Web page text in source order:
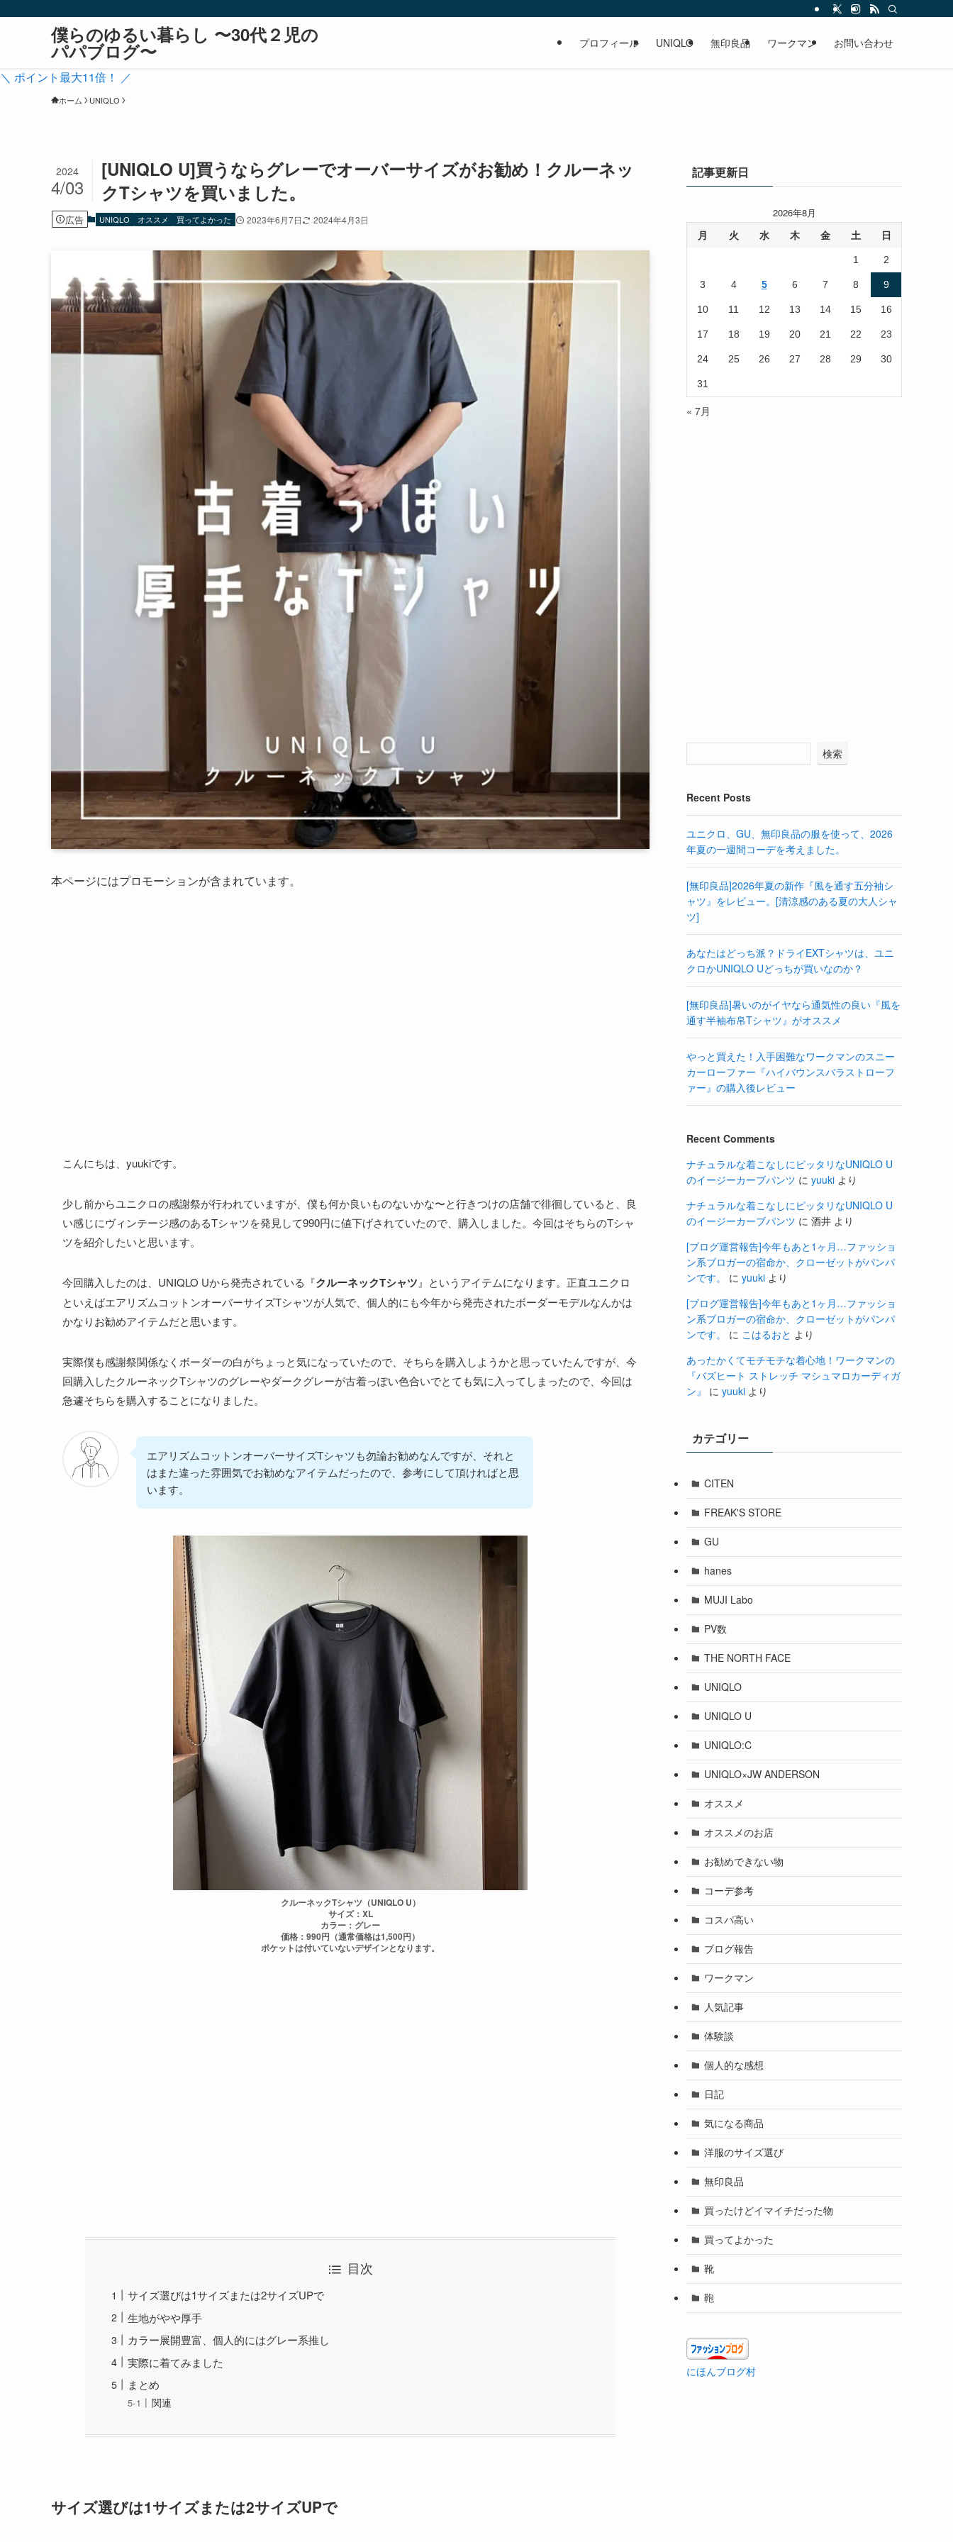
僕らのゆるい暮らし 〜30代２児の
パパブログ〜 プロフィール UNIQLO 無印良品 ワークマン お問い合わせ
＼ ポイント最大11倍！ ／
ホーム UNIQLO
[UNIQLO U]買うならグレーでオーバーサイズがお勧め！クルーネッ
クTシャツを買いました。
2024
4/03
広告 UNIQLO オススメ 買ってよかった 2023年6月7日 2024年4月3日
本ページにはプロモーションが含まれています。
こんにちは、yuukiです。
少し前からユニクロの感謝祭が行われていますが、僕も何か良いものないかな〜と行きつけの店舗で徘徊していると、良
い感じにヴィンテージ感のあるTシャツを発見して990円に値下げされていたので、購入しました。今回はそちらのTシャ
ツを紹介したいと思います。
今回購入したのは、UNIQLO Uから発売されている『クルーネックTシャツ』というアイテムになります。正直ユニクロ
といえばエアリズムコットンオーバーサイズTシャツが人気で、個人的にも今年から発売されたボーダーモデルなんかは
かなりお勧めアイテムだと思います。
実際僕も感謝祭関係なくボーダーの白がちょっと気になっていたので、そちらを購入しようかと思っていたんですが、今
回購入したクルーネックTシャツのグレーやダークグレーが古着っぽい色合いでとても気に入ってしまったので、今回は
急遽そちらを購入することになりました。
エアリズムコットンオーバーサイズTシャツも勿論お勧めなんですが、それと
はまた違った雰囲気でお勧めなアイテムだったので、参考にして頂ければと思
います。
クルーネックTシャツ（UNIQLO U）
サイズ：XL
カラー：グレー
価格：990円（通常価格は1,500円）
ポケットは付いていないデザインとなります。
目次
サイズ選びは1サイズまたは2サイズUPで
生地がやや厚手
カラー展開豊富、個人的にはグレー系推し
実際に着てみました
まとめ
関連
サイズ選びは1サイズまたは2サイズUPで
記事更新日
2026年8月
月 火 水 木 金 土 日
1 2
3 4 5 6 7 8 9
10 11 12 13 14 15 16
17 18 19 20 21 22 23
24 25 26 27 28 29 30
31
« 7月
検索
Recent Posts
ユニクロ、GU、無印良品の服を使って、2026
年夏の一週間コーデを考えました。
[無印良品]2026年夏の新作『風を通す五分袖シ
ャツ』をレビュー。[清涼感のある夏の大人シャ
ツ]
あなたはどっち派？ドライEXTシャツは、ユニ
クロかUNIQLO Uどっちが買いなのか？
[無印良品]暑いのがイヤなら通気性の良い『風を
通す半袖布帛Tシャツ』がオススメ
やっと買えた！入手困難なワークマンのスニー
カーローファー『ハイバウンスバラストローフ
ァー』の購入後レビュー
Recent Comments
ナチュラルな着こなしにピッタリなUNIQLO U
のイージーカーブパンツ に yuuki より
ナチュラルな着こなしにピッタリなUNIQLO U
のイージーカーブパンツ に 酒井 より
[ブログ運営報告]今年もあと1ヶ月…ファッショ
ン系ブロガーの宿命か、クローゼットがパンパ
ンです。
に yuuki より
[ブログ運営報告]今年もあと1ヶ月…ファッショ
ン系ブロガーの宿命か、クローゼットがパンパ
ンです。
に こはるおと より
あったかくてモチモチな着心地！ワークマンの
『バズヒート ストレッチ マシュマロカーディガ
ン』
に yuuki より
カテゴリー
CITEN
FREAK'S STORE
GU
hanes
MUJI Labo
PV数
THE NORTH FACE
UNIQLO
UNIQLO U
UNIQLO:C
UNIQLO×JW ANDERSON
オススメ
オススメのお店
お勧めできない物
コーデ参考
コスパ高い
ブログ報告
ワークマン
人気記事
体験談
個人的な感想
日記
気になる商品
洋服のサイズ選び
無印良品
買ったけどイマイチだった物
買ってよかった
靴
鞄
にほんブログ村